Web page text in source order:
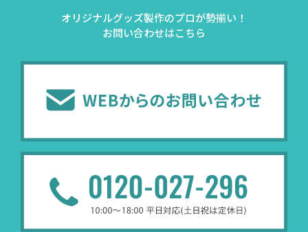
オリジナルグッズ製作のプロが勢揃い！
お問い合わせはこちら